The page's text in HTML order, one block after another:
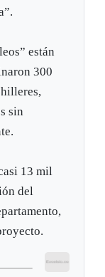
están
300
sin
13 mil
del